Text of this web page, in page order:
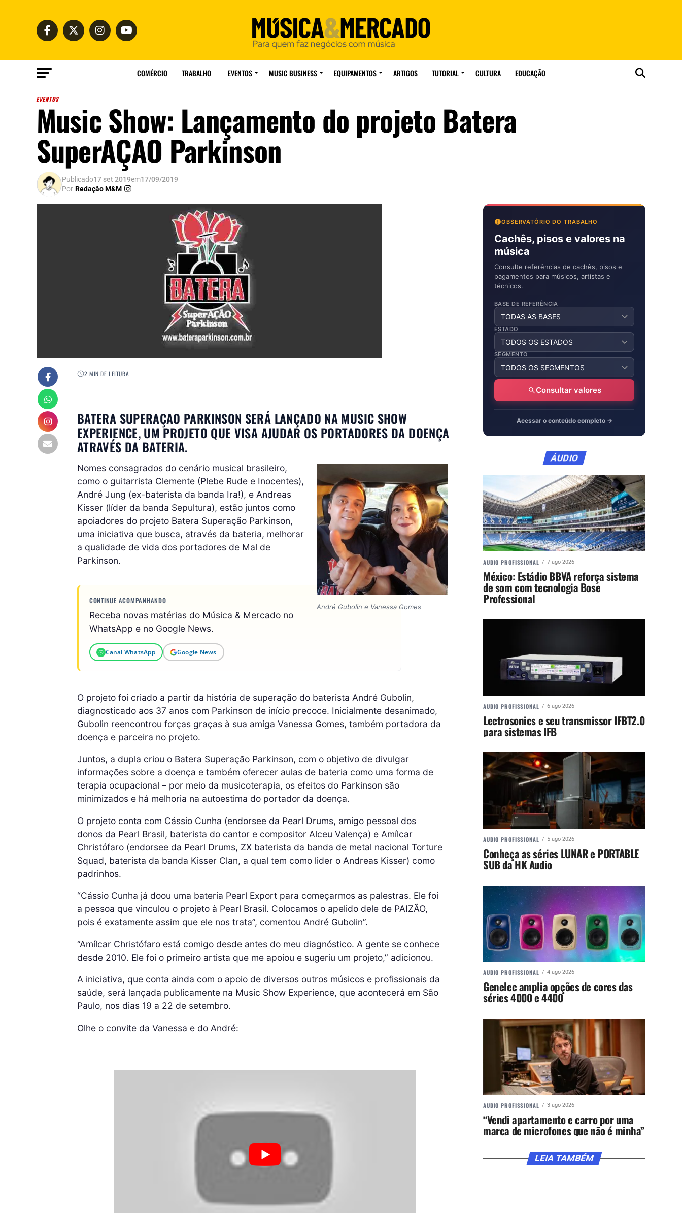
COMÉRCIO TRABALHO EVENTOS MUSIC BUSINESS EQUIPAMENTOS ARTIGOS TUTORIAL CULTURA EDUCAÇÃO
EVENTOS
Music Show: Lançamento do projeto Batera
SuperAÇAO Parkinson
Publicado17 set 2019em17/09/2019
Por Redação M&M
2 MIN DE LEITURA
BATERA SUPERAÇAO PARKINSON SERÁ LANÇADO NA MUSIC SHOW
EXPERIENCE, UM PROJETO QUE VISA AJUDAR OS PORTADORES DA DOENÇA
ATRAVÉS DA BATERIA.
André Gubolin e Vanessa Gomes
Nomes consagrados do cenário musical brasileiro,
como o guitarrista Clemente (Plebe Rude e Inocentes),
André Jung (ex-baterista da banda Ira!), e Andreas
Kisser (líder da banda Sepultura), estão juntos como
apoiadores do projeto Batera Superação Parkinson,
uma iniciativa que busca, através da bateria, melhorar
a qualidade de vida dos portadores de Mal de
Parkinson.
CONTINUE ACOMPANHANDO
Receba novas matérias do Música & Mercado no
WhatsApp e no Google News.
Canal WhatsApp Google News
O projeto foi criado a partir da história de superação do baterista André Gubolin,
diagnosticado aos 37 anos com Parkinson de início precoce. Inicialmente desanimado,
Gubolin reencontrou forças graças à sua amiga Vanessa Gomes, também portadora da
doença e parceira no projeto.
Juntos, a dupla criou o Batera Superação Parkinson, com o objetivo de divulgar
informações sobre a doença e também oferecer aulas de bateria como uma forma de
terapia ocupacional – por meio da musicoterapia, os efeitos do Parkinson são
minimizados e há melhoria na autoestima do portador da doença.
O projeto conta com Cássio Cunha (endorsee da Pearl Drums, amigo pessoal dos
donos da Pearl Brasil, baterista do cantor e compositor Alceu Valença) e Amílcar
Christófaro (endorsee da Pearl Drums, ZX baterista da banda de metal nacional Torture
Squad, baterista da banda Kisser Clan, a qual tem como lider o Andreas Kisser) como
padrinhos.
“Cássio Cunha já doou uma bateria Pearl Export para começarmos as palestras. Ele foi
a pessoa que vinculou o projeto à Pearl Brasil. Colocamos o apelido dele de PAIZÃO,
pois é exatamente assim que ele nos trata”, comentou André Gubolin”.
“Amílcar Christófaro está comigo desde antes do meu diagnóstico. A gente se conhece
desde 2010. Ele foi o primeiro artista que me apoiou e sugeriu um projeto,” adicionou.
A iniciativa, que conta ainda com o apoio de diversos outros músicos e profissionais da
saúde, será lançada publicamente na Music Show Experience, que acontecerá em São
Paulo, nos dias 19 a 22 de setembro.
Olhe o convite da Vanessa e do André:
OBSERVATÓRIO DO TRABALHO
Cachês, pisos e valores na
música
Consulte referências de cachês, pisos e
pagamentos para músicos, artistas e
técnicos.
BASE DE REFERÊNCIA
ESTADO
SEGMENTO
Consultar valores
Acessar o conteúdo completo →
ÁUDIO
AUDIO PROFISSIONAL 7 ago 2026
México: Estádio BBVA reforça sistema
de som com tecnologia Bose
Professional
AUDIO PROFISSIONAL 6 ago 2026
Lectrosonics e seu transmissor IFBT2.0
para sistemas IFB
AUDIO PROFISSIONAL 5 ago 2026
Conheça as séries LUNAR e PORTABLE
SUB da HK Audio
AUDIO PROFISSIONAL 4 ago 2026
Genelec amplia opções de cores das
séries 4000 e 4400
AUDIO PROFISSIONAL 3 ago 2026
“Vendi apartamento e carro por uma
marca de microfones que não é minha”
LEIA TAMBÉM